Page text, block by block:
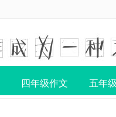
四年级作文 五年